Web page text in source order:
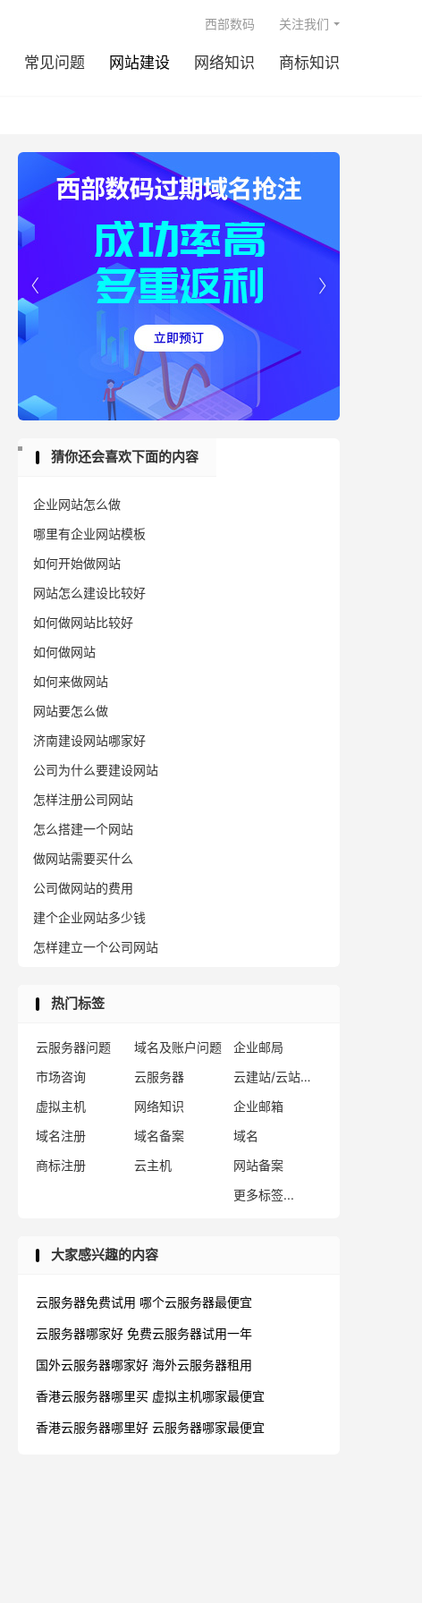
常见问题 网站建设 网络知识 商标知识
西部数码 关注我们


猜你还会喜欢下面的内容
企业网站怎么做
哪里有企业网站模板
如何开始做网站
网站怎么建设比较好
如何做网站比较好
如何做网站
如何来做网站
网站要怎么做
济南建设网站哪家好
公司为什么要建设网站
怎样注册公司网站
怎么搭建一个网站
做网站需要买什么
公司做网站的费用
建个企业网站多少钱
怎样建立一个公司网站
热门标签
云服务器问题 域名及账户问题
企业邮局
市场咨询
云服务器
云建站/云站群/小程序
虚拟主机
网络知识
企业邮箱
域名注册
域名备案
域名
商标注册
云主机
网站备案
更多标签...
大家感兴趣的内容
云服务器免费试用 哪个云服务器最便宜
云服务器哪家好 免费云服务器试用一年
国外云服务器哪家好 海外云服务器租用
香港云服务器哪里买 虚拟主机哪家最便宜
香港云服务器哪里好 云服务器哪家最便宜